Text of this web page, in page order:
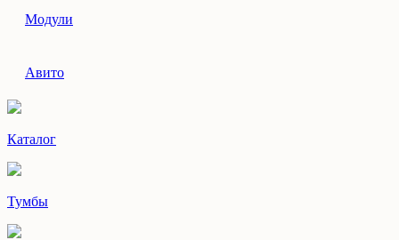
Модули
Авито
Каталог
Тумбы